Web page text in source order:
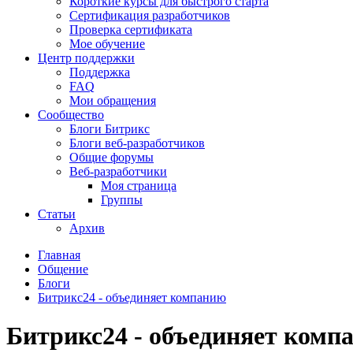
Сертификация разработчиков
Проверка сертификата
Мое обучение
Центр поддержки
Поддержка
FAQ
Мои обращения
Сообщество
Блоги Битрикс
Блоги веб-разработчиков
Общие форумы
Веб-разработчики
Моя страница
Группы
Статьи
Архив
Главная
Общение
Блоги
Битрикс24 - объединяет компанию
Битрикс24 - объединяет